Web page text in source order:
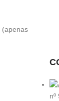
(apenas